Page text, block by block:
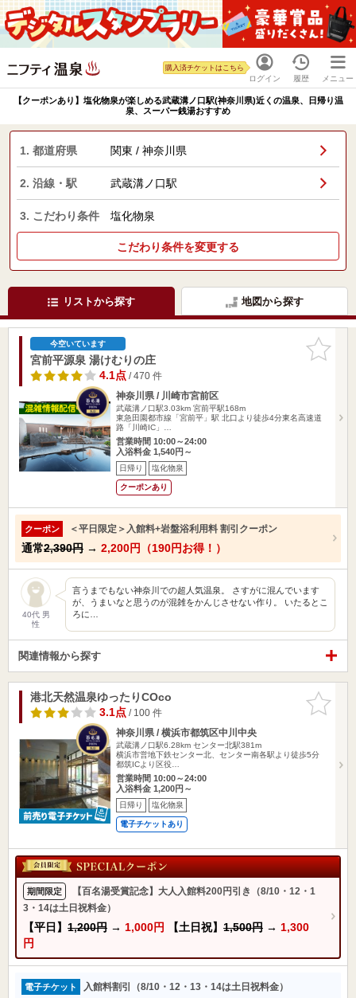
ログイン
購入済チケットはこちら
履歴 メニュー
【クーポンあり】塩化物泉が楽しめる武蔵溝ノ口駅(神奈川県)近くの温泉、日帰り温
泉、スーパー銭湯おすすめ
1. 都道府県 関東 / 神奈川県
2. 沿線・駅 武蔵溝ノ口駅
3. こだわり条件 塩化物泉
こだわり条件を変更する
リストから探す 地図から探す
お気に入
りに追加
今空いています
宮前平源泉 湯けむりの庄
4.1点/ 470 件
神奈川県 / 川崎市宮前区
武蔵溝ノ口駅3.03km 宮前平駅168m
東急田園都市線「宮前平」駅 北口より徒歩4分東名高速道
路「川崎IC」…
営業時間 10:00～24:00
入浴料金 1,540円～
日帰り 塩化物泉
クーポンあり
クーポン ＜平日限定＞入館料+岩盤浴利用料 割引クーポン
通常2,390円 → 2,200円（190円お得！）
40代 男
性
言うまでもない神奈川での超人気温泉。 さすがに混んでいます
が、うまいなと思うのが混雑をかんじさせない作り。 いたるとこ
ろに…
関連情報から探す
お気に入
りに追加
港北天然温泉ゆったりCOco
3.1点/ 100 件
神奈川県 / 横浜市都筑区中川中央
武蔵溝ノ口駅6.28km センター北駅381m
横浜市営地下鉄センター北、センター南各駅より徒歩5分
都筑ICより区役…
営業時間 10:00～24:00
入浴料金 1,200円～
日帰り 塩化物泉
電子チケットあり
期間限定
【百名湯受賞記念】大人入館料200円引き（8/10・12・1
3・14は土日祝料金）
【平日】 1,200円 → 1,000円 【土日祝】 1,500円 → 1,300
円
電子チケット 入館料割引（8/10・12・13・14は土日祝料金）